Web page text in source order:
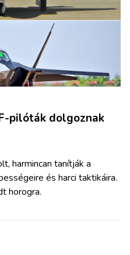
pilóták dolgoznak
harmincan tanítják a
és harci taktikáira.
horogra.